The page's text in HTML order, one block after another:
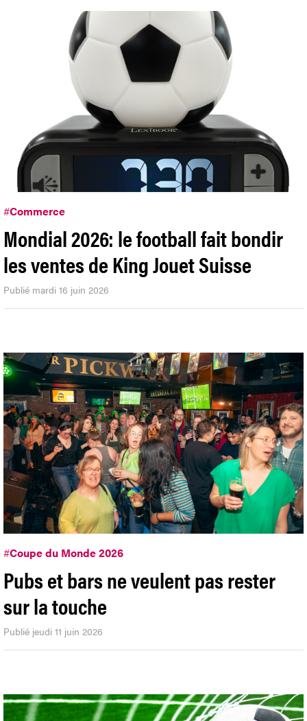
#Commerce
Mondial 2026: le football fait bondir
les ventes de King Jouet Suisse
Publié mardi 16 juin 2026
#Coupe du Monde 2026
Pubs et bars ne veulent pas rester
sur la touche
Publié jeudi 11 juin 2026